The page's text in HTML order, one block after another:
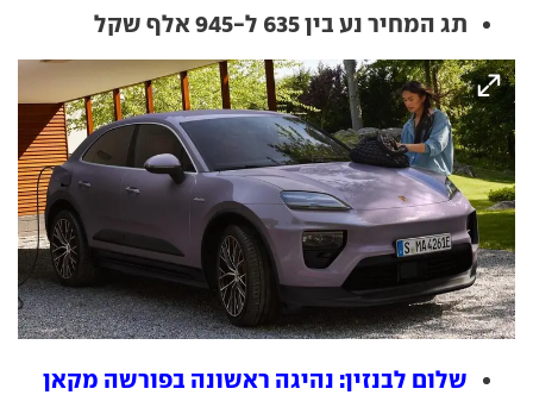
תג המחיר נע בין 635 ל-945 אלף שקל
שלום לבנזין: נהיגה ראשונה בפורשה מקאן